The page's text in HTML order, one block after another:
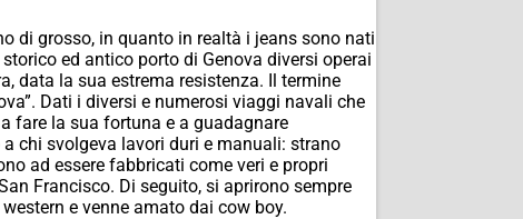
di grosso, in quanto in realtà i jeans sono nati
ed antico porto di Genova diversi operai
data la sua estrema resistenza. Il termine
Dati i diversi e numerosi viaggi navali che
fare la sua fortuna e a guadagnare
chi svolgeva lavori duri e manuali: strano
ad essere fabbricati come veri e propri
Francisco. Di seguito, si aprirono sempre
e venne amato dai cow boy.